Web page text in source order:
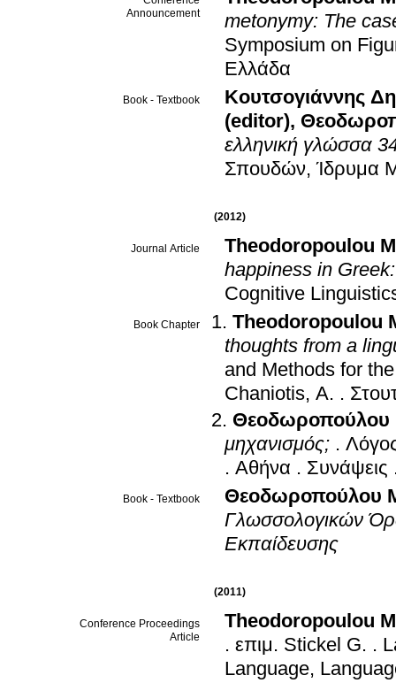
Announcement
metonymy: The
Symposium on
Ελλάδα
Book - Textbook
Κουτσογιάννης
(editor),
ελληνική γλώσσα
Σπουδών, Ίδρυμα
(2012)
Journal Article
Theodoropoulou
happiness in
Cognitive
Book Chapter
Theodoropoulou
thoughts from a
and Methods for
Chaniotis, A. .
Θεοδωροπούλου
μηχανισμός; .
. Αθήνα . Συνάψεις
Book - Textbook
Θεοδωροπούλου
Γλωσσολογικών
Εκπαίδευσης
(2011)
Conference Proceedings
Article
Theodoropoulou
. επιμ. Stickel G. .
Language,